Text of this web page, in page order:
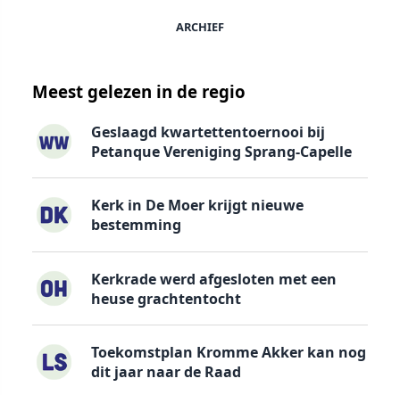
ARCHIEF
Meest gelezen in de regio
Geslaagd kwartettentoernooi bij
Petanque Vereniging Sprang-Capelle
Kerk in De Moer krijgt nieuwe
bestemming
Kerkrade werd afgesloten met een
heuse grachtentocht
Toekomstplan Kromme Akker kan nog
dit jaar naar de Raad